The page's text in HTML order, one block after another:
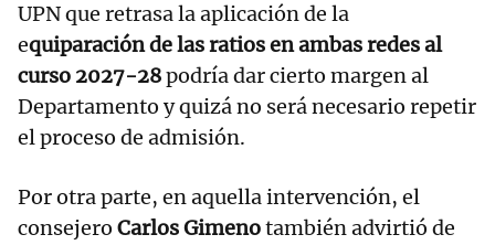
UPN que retrasa la aplicación de la
equiparación de las ratios en ambas redes al
curso 2027-28podría dar cierto margen al
Departamento y quizá no será necesario repetir
el proceso de admisión.
Por otra parte, en aquella intervención, el
consejero Carlos Gimenotambién advirtió de